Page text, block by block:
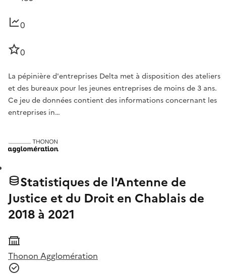
0
0
La pépinière d'entreprises Delta met à disposition des ateliers
et des bureaux pour les jeunes entreprises de moins de 3 ans.
Ce jeu de données contient des informations concernant les
entreprises in…
Statistiques de l'Antenne de
Justice et du Droit en Chablais de
2018 à 2021
Thonon Agglomération